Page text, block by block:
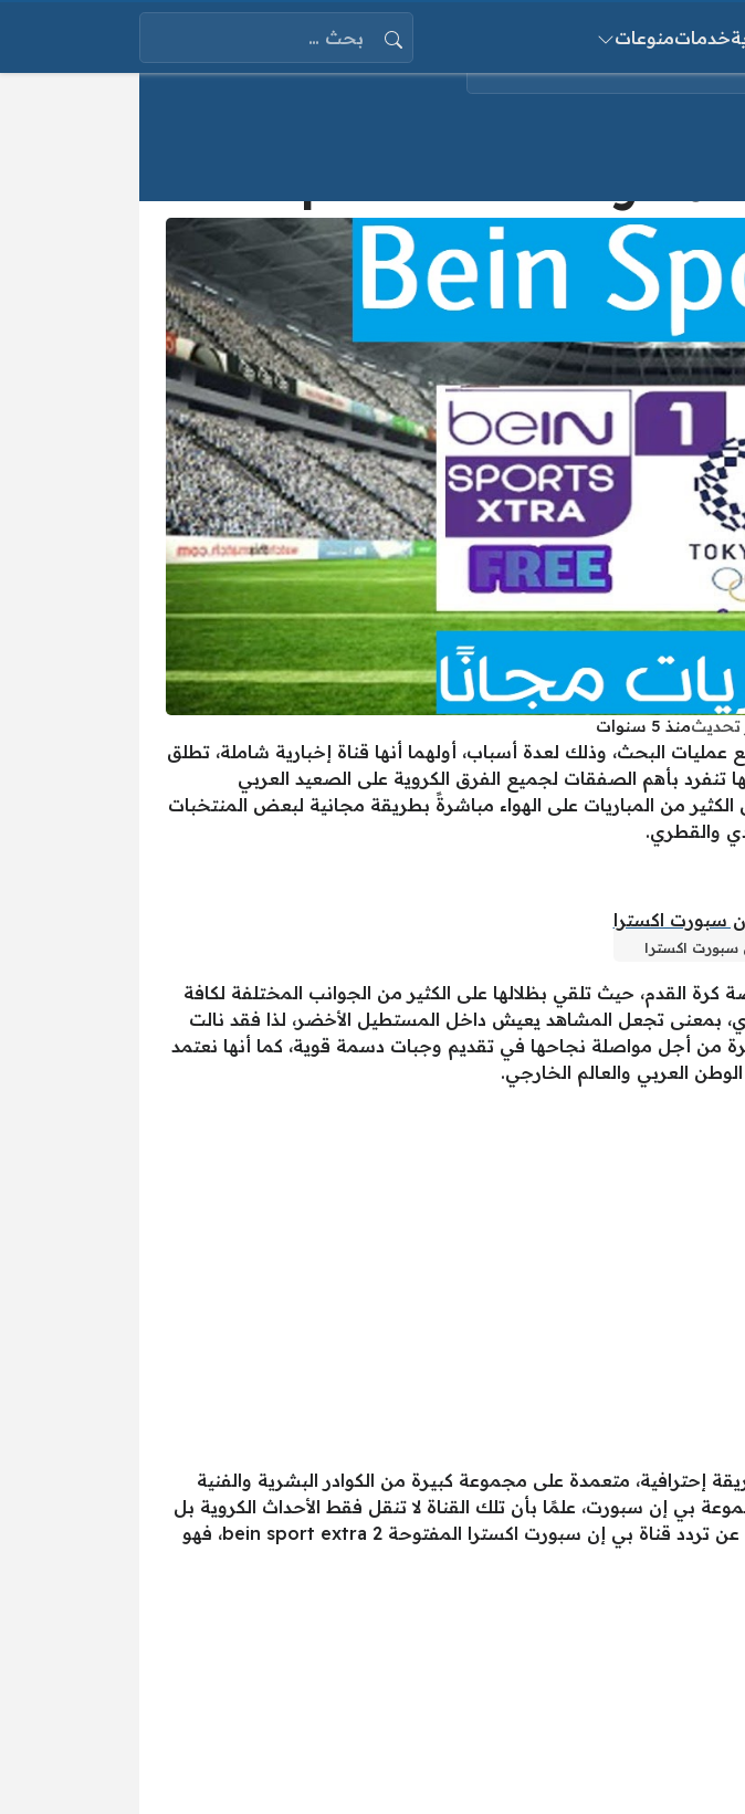
خدماتمنوعات
البحث عن:
تحديثمنذ 5 سنوات
البحث، وذلك لعدة أسباب، أولهما أنها قناة إخبارية شاملة، تطلق
تنفرد بأهم الصفقات لجميع الفرق الكروية على الصعيد العربي
من المباريات على الهواء مباشرةً بطريقة مجانية لبعض المنتخبات
سبورت اكسترا
كرة القدم، حيث تلقي بظلالها على الكثير من الجوانب المختلفة لكافة
بمعنى تجعل المشاهد يعيش داخل المستطيل الأخضر، لذا فقد نالت
من أجل مواصلة نجاحها في تقديم وجبات دسمة قوية، كما أنها نعتمد
العربي والعالم الخارجي.
إحترافية، متعمدة على مجموعة كبيرة من الكوادر البشرية والفنية
بي إن سبورت، علمًا بأن تلك القناة لا تنقل فقط الأحداث الكروية بل
لها باع كبير في نقل كافة البطولات والدوريات لكثير من الألعاب الأخرى، أما عن تردد قناة بي إن سبورت اكسترا المفتوحة bein sport extra 2، فهو